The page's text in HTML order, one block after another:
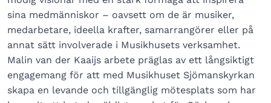
sina medmänniskor – oavsett om de är musiker,
medarbetare, ideella krafter, samarrangörer eller på
annat sätt involverade i Musikhusets verksamhet.
Malin van der Kaaijs arbete präglas av ett långsiktigt
engagemang för att med Musikhuset Sjömanskyrkan
skapa en levande och tillgänglig mötesplats som har